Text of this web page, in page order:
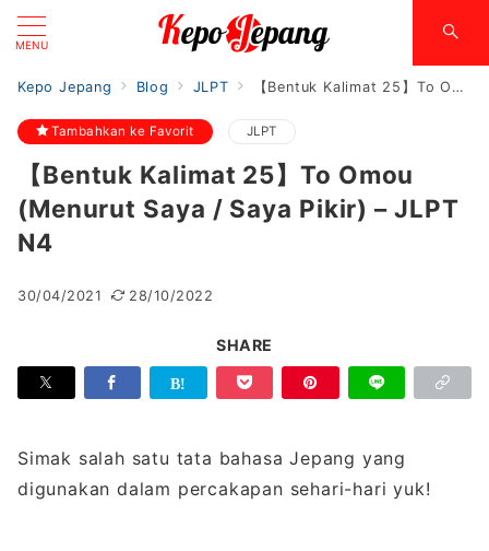
MENU
Kepo Jepang Blog JLPT 【Bentuk Kalimat 25】To Omou (Menurut Saya / Saya Pikir) – JLPT N4
Tambahkan ke Favorit JLPT
【Bentuk Kalimat 25】To Omou
(Menurut Saya / Saya Pikir) – JLPT
N4
30/04/2021 28/10/2022
SHARE
Simak salah satu tata bahasa Jepang yang
digunakan dalam percakapan sehari-hari yuk!